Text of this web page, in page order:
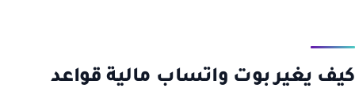
كيف يغير بوت واتساب مالية قواعد